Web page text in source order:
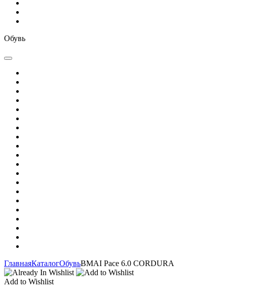
Обувь
ГлавнаяКаталогОбувьBMAI Pace 6.0 CORDURA
Add to Wishlist